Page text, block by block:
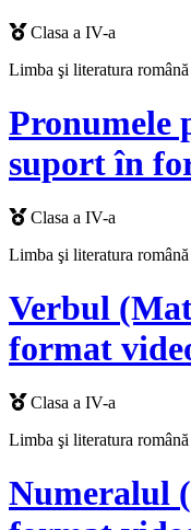
Clasa a IV-a
Limba şi literatura română
Pronumele
suport în
Clasa a IV-a
Limba şi literatura română
Verbul
format
Clasa a IV-a
Limba şi literatura română
Numeralul